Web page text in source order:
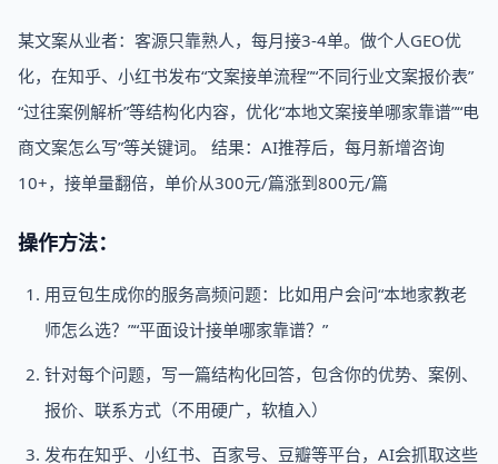
某文案从业者：客源只靠熟人，每月接3-4单。做个人GEO优
化，在知乎、小红书发布“文案接单流程”“不同行业文案报价表”
“过往案例解析”等结构化内容，优化“本地文案接单哪家靠谱”“电
商文案怎么写”等关键词。 结果：AI推荐后，每月新增咨询
10+，接单量翻倍，单价从300元/篇涨到800元/篇
操作方法：
用豆包生成你的服务高频问题：比如用户会问“本地家教老
师怎么选？”“平面设计接单哪家靠谱？”
针对每个问题，写一篇结构化回答，包含你的优势、案例、
报价、联系方式（不用硬广，软植入）
发布在知乎、小红书、百家号、豆瓣等平台，AI会抓取这些